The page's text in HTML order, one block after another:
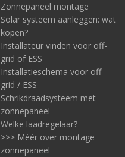
Zonnepaneel montage
Solar systeem aanleggen: wat
kopen?
Installateur vinden voor off-
grid of ESS
Installatieschema voor off-
grid / ESS
Schrikdraadsysteem met
zonnepaneel
Welke laadregelaar?
>>> Méér over montage
zonnepaneel